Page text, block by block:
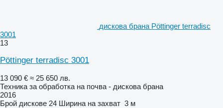
дискова брана Pöttinger terradisc
3001
13
Pöttinger terradisc 3001
13 090 € ≈ 25 650 лв.
Техника за обработка на почва - дискова брана
2016
Брой дискове 24 Ширина на захват 3 м